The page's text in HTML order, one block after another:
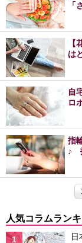
「
は
自
ロ
指
♪
人気コラムラン
1
日